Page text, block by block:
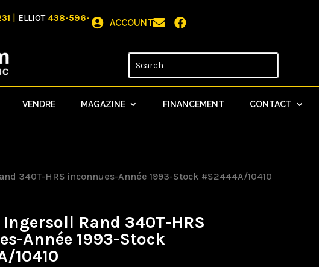
ELLIOT 438-596-  ACCOUNT 
VENDRE MAGAZINE FINANCEMENT CONTACT
340T-HRS inconnues-Année 1993-Stock #S2444A/10410
Ingersoll Rand 340T-HRS
Année 1993-Stock
10410